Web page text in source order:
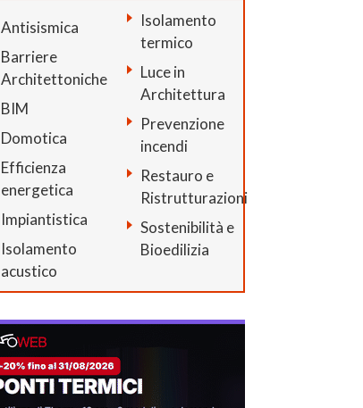
Antisismica
Barriere
Architettoniche
BIM
Domotica
Efficienza
energetica
Impiantistica
Isolamento
acustico
Isolamento
termico
Luce in
Architettura
Prevenzione
incendi
Restauro e
Ristrutturazioni
Sostenibilità e
Bioedilizia